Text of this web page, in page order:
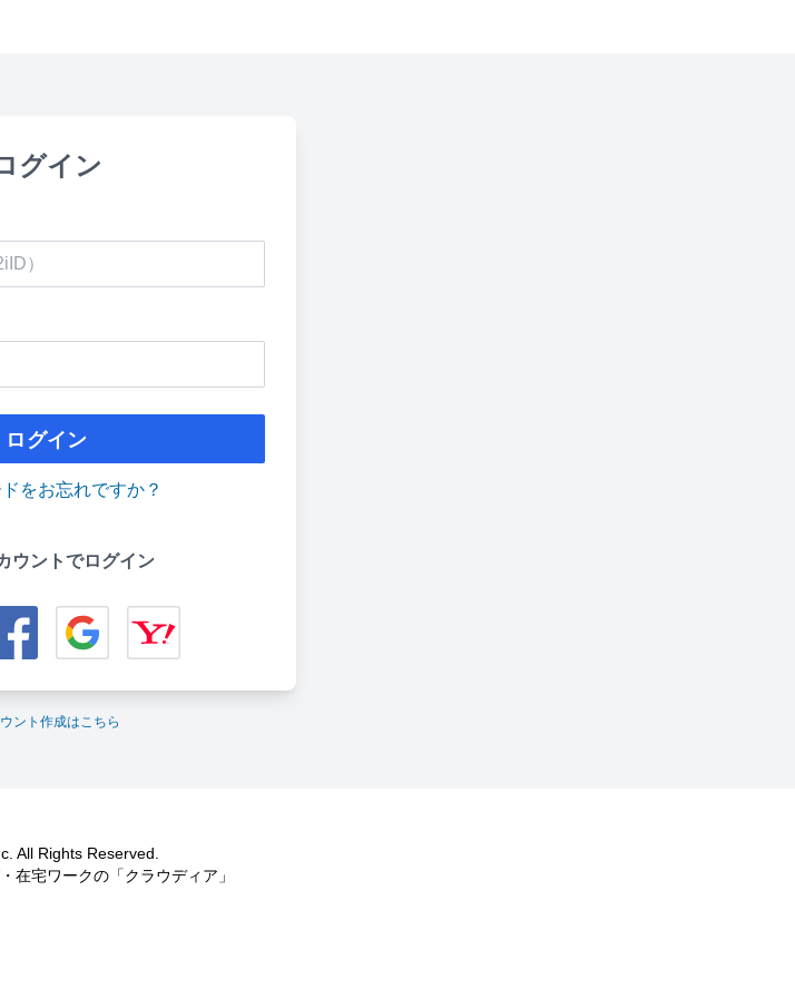
グイン
ログイン
をお忘れですか？
ウントでログイン
ント作成はこちら
All Rights Reserved.
在宅ワークの「クラウディア」